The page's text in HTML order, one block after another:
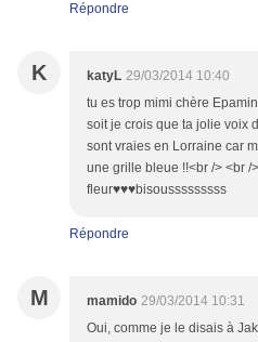
Répondre
K katyL 29/03/2014 10:40
tu es trop mimi chère
soit je crois que ta jolie voix
sont vraies en Lorraine car
une grille bleue !!<br /> <br /
fleur♥♥♥bisousssssssss
Répondre
M mamido 29/03/2014 10:31
Oui, comme je le disais à